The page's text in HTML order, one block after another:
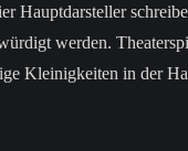
Hauptdarsteller
werden.
Kleinigkeiten in der